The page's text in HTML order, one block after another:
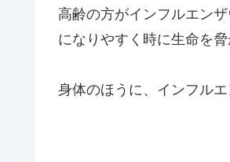
高齢の方がインフルエン
になりやすく時に生命を
身体のほうに、インフル